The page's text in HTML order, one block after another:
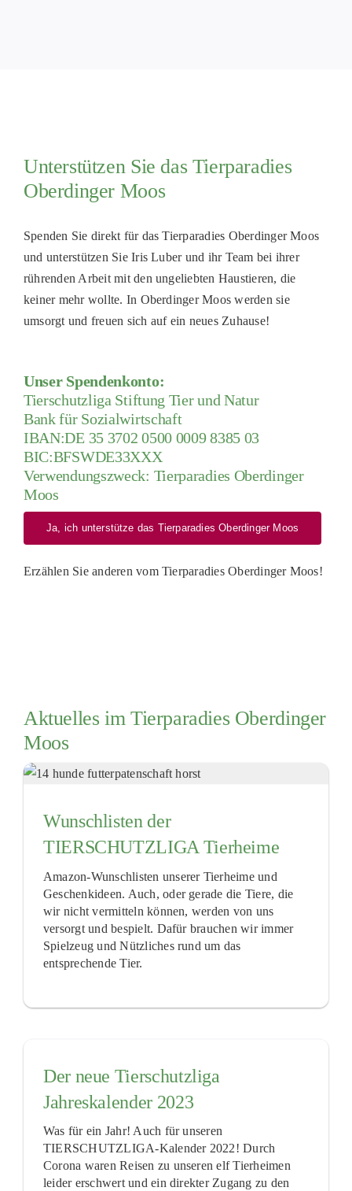
Unterstützen Sie das Tierparadies
Oberdinger Moos
Spenden Sie direkt für das Tierparadies Oberdinger Moos
und unterstützen Sie Iris Luber und ihr Team bei ihrer
rührenden Arbeit mit den ungeliebten Haustieren, die
keiner mehr wollte. In Oberdinger Moos werden sie
umsorgt und freuen sich auf ein neues Zuhause!
Unser Spendenkonto:
Tierschutzliga Stiftung Tier und Natur
Bank für Sozialwirtschaft
IBAN:DE 35 3702 0500 0009 8385 03
BIC:BFSWDE33XXX
Verwendungszweck: Tierparadies Oberdinger
Moos
Ja, ich unterstütze das Tierparadies Oberdinger Moos
Erzählen Sie anderen vom Tierparadies Oberdinger Moos!
Aktuelles im Tierparadies Oberdinger
Moos
Wunschlisten der
TIERSCHUTZLIGA Tierheime
Amazon-Wunschlisten unserer Tierheime und
Geschenkideen. Auch, oder gerade die Tiere, die
wir nicht vermitteln können, werden von uns
versorgt und bespielt. Dafür brauchen wir immer
Spielzeug und Nützliches rund um das
entsprechende Tier.
Der neue Tierschutzliga
Jahreskalender 2023
Was für ein Jahr! Auch für unseren
TIERSCHUTZLIGA-Kalender 2022! Durch
Corona waren Reisen zu unseren elf Tierheimen
leider erschwert und ein direkter Zugang zu den